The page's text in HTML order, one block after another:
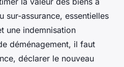
sur-assurance, essentielles
une indemnisation
déménagement, il faut
déclarer le nouveau